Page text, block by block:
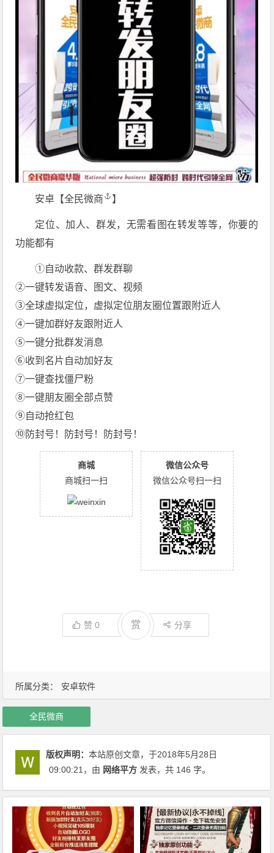
所属分类： 安卓软件
️安卓【全民微商 】
定位、加人、群发，无需看图在转发等等，你要的
功能都有
①自动收款、群发群聊
②一键转发语音、图文、视频
③全球虚拟定位，虚拟定位朋友圈位置跟附近人
④一键加群好友跟附近人
⑤一键分批群发消息
⑥收到名片自动加好友
⑦一键查找僵尸粉
⑧一键朋友圈全部点赞
⑨自动抢红包
⑩防封号！防封号！防封号！
商城
商城扫一扫
微信公众号
微信公众号扫一扫
赞0 赏 分享
全民微商
版权声明：本站原创文章，于2018年5月28日
09:00:21 ，由 网络平方 发表，共 146 字。